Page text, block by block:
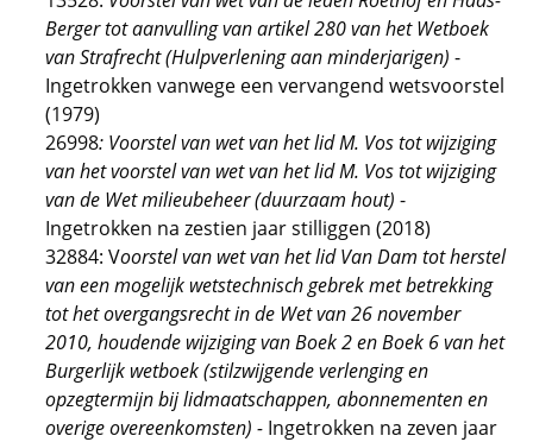
Berger tot aanvulling van artikel 280 van het Wetboek
van Strafrecht (Hulpverlening aan minderjarigen) -
Ingetrokken vanwege een vervangend wetsvoorstel
(1979)
26998: Voorstel van wet van het lid M. Vos tot wijziging
vanhet voorstel van wet van het lid M. Vos tot wijziging
van de Wet milieubeheer (duurzaam hout) -
Ingetrokken na zestien jaar stilliggen (2018)
32884: Voorstel van wet van het lid Van Dam tot herstel
van een mogelijk wetstechnisch gebrek met betrekking
tot het overgangsrecht in de Wet van 26 november
2010, houdende wijziging van Boek 2 en Boek 6 van het
Burgerlijk wetboek (stilzwijgende verlenging en
opzegtermijn bij lidmaatschappen, abonnementen en
overige overeenkomsten) - Ingetrokken na zeven jaar